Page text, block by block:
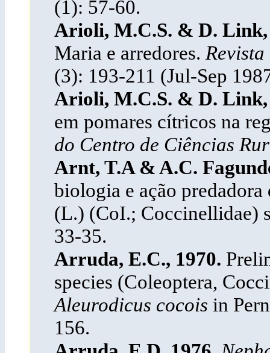
(1): 57-60.
Arioli, M.C.S. & D.
Maria e arredores.
(3): 193-211 (Jul-Sep
Arioli, M.C.S. & D.
em pomares cítricos na
do Centro de Ciências
Arnt, T.A & A.C.
biologia e ação
(L.) (CoI.; Coccinellidae)
33-35.
Arruda, E.C., 1970.
species (Coleoptera,
Aleurodicus cocois in
156.